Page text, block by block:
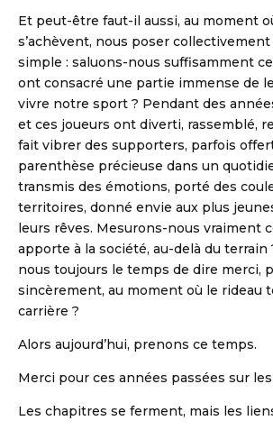
Et peut-être faut-il aussi, au moment
s’achèvent, nous poser
simple : saluons-nous suffisamment
ont consacré une partie immense de
vivre notre sport ? Pendant des
et ces joueurs ont diverti, rassemblé,
fait vibrer des supporters, parfois
parenthèse précieuse dans un
transmis des émotions, porté des
territoires, donné envie aux plus
leurs rêves. Mesurons-nous vraiment
apporte à la société, au-delà du
nous toujours le temps de dire merci,
sincèrement, au moment où le rideau
carrière ?
Alors aujourd’hui, prenons ce temps.
Merci pour ces années passées sur
Les chapitres se ferment, mais les